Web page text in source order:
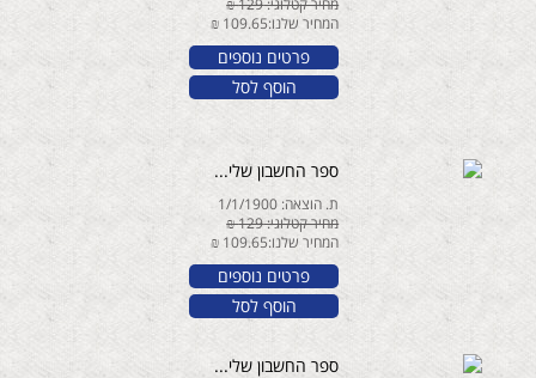
מחיר קטלוגי: 129 ₪
המחיר שלנו:109.65 ₪
פרטים נוספים
הוסף לסל
ספר החשבון שלי...
ת. הוצאה: 1/1/1900
מחיר קטלוגי: 129 ₪
המחיר שלנו:109.65 ₪
פרטים נוספים
הוסף לסל
ספר החשבון שלי...